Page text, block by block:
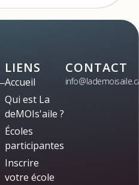
LIENS
Accueil
Qui est La
deMOIs'aile ?
Écoles
participantes
Inscrire
votre école
CONTACT